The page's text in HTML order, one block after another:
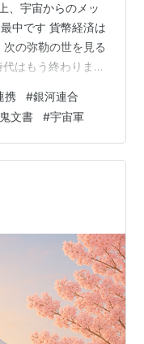
、宇宙からのメッ
中です 貨幣経済は
の弥勒の世を見る
はもう終わりまし
の財務大臣 貨幣経
うか？ということ
ないように。重要
EBS,世界同時緊急
サラの発表…
携 #銀河連合
文書 #宇宙軍